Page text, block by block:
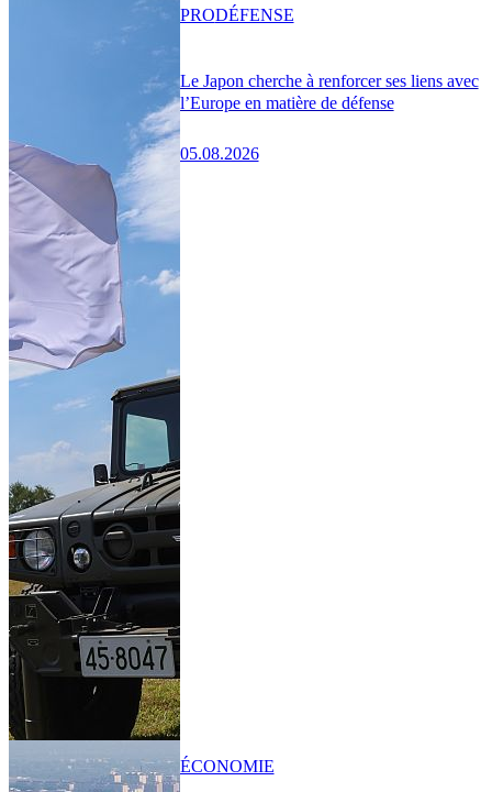
Le Japon cherche à renforcer ses liens avec
l’Europe en matière de défense
05.08.2026
PRODÉFENSE
ÉCONOMIE